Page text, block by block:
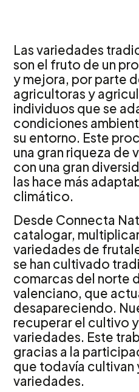
Las variedades
son el fruto de un
y mejora, por parte
agricultoras y
individuos que se
condiciones
su entorno. Este
una gran riqueza de
con una gran
las hace más
climático.
Desde Connecta
catalogar,
variedades de
se han cultivado
comarcas del norte
valenciano, que
desapareciendo.
recuperar el cultivo
variedades. Este
gracias a la
que todavía cultivan
variedades.